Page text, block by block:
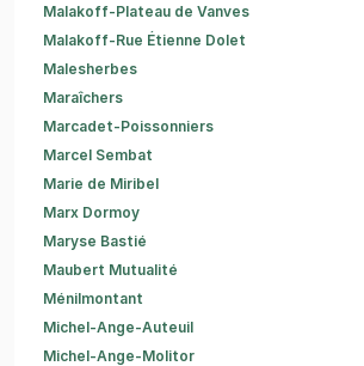
Malakoff-Plateau de Vanves
Malakoff-Rue Étienne Dolet
Malesherbes
Maraîchers
Marcadet-Poissonniers
Marcel Sembat
Marie de Miribel
Marx Dormoy
Maryse Bastié
Maubert Mutualité
Ménilmontant
Michel-Ange-Auteuil
Michel-Ange-Molitor